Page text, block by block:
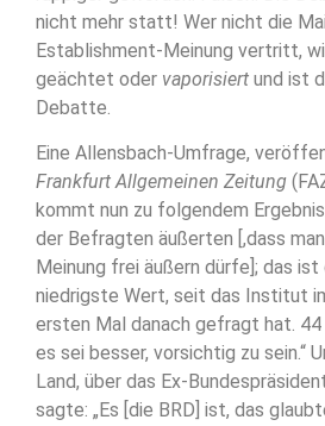
nicht mehr statt! Wer nicht die
Establishment-Meinung vertritt,
geächtet oder vaporisiert und ist
Debatte.
Eine Allensbach-Umfrage,
Frankfurt Allgemeinen Zeitung
kommt nun zu folgendem
der Befragten äußerten [,dass
Meinung frei äußern dürfe]; das
niedrigste Wert, seit das Institut
ersten Mal danach gefragt hat. 44
es sei besser, vorsichtig zu sein.“
Land, über das Ex-
sagte: „Es [die BRD] ist, das